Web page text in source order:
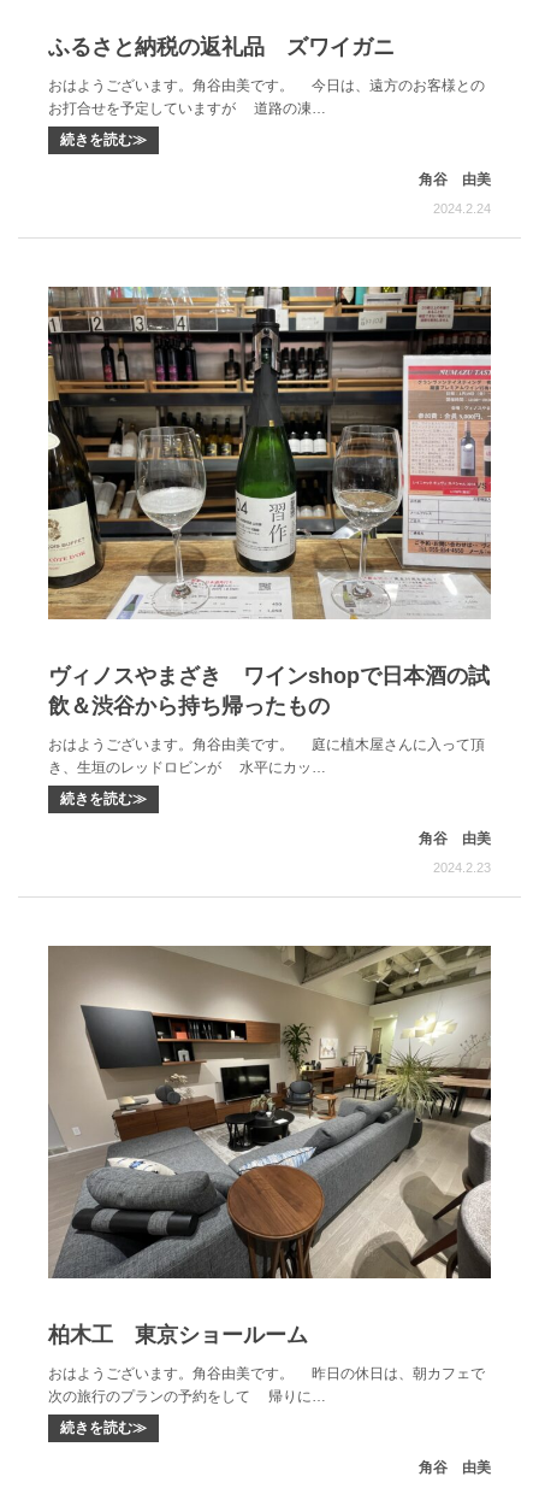
ふるさと納税の返礼品 ズワイガニ
おはようございます。角谷由美です。 今日は、遠方のお客様との
お打合せを予定していますが 道路の凍…
続きを読む≫
角谷 由美
2024.2.24
ヴィノスやまざき ワインshopで日本酒の試
飲＆渋谷から持ち帰ったもの
おはようございます。角谷由美です。 庭に植木屋さんに入って頂
き、生垣のレッドロビンが 水平にカッ…
続きを読む≫
角谷 由美
2024.2.23
柏木工 東京ショールーム
おはようございます。角谷由美です。 昨日の休日は、朝カフェで
次の旅行のプランの予約をして 帰りに…
続きを読む≫
角谷 由美